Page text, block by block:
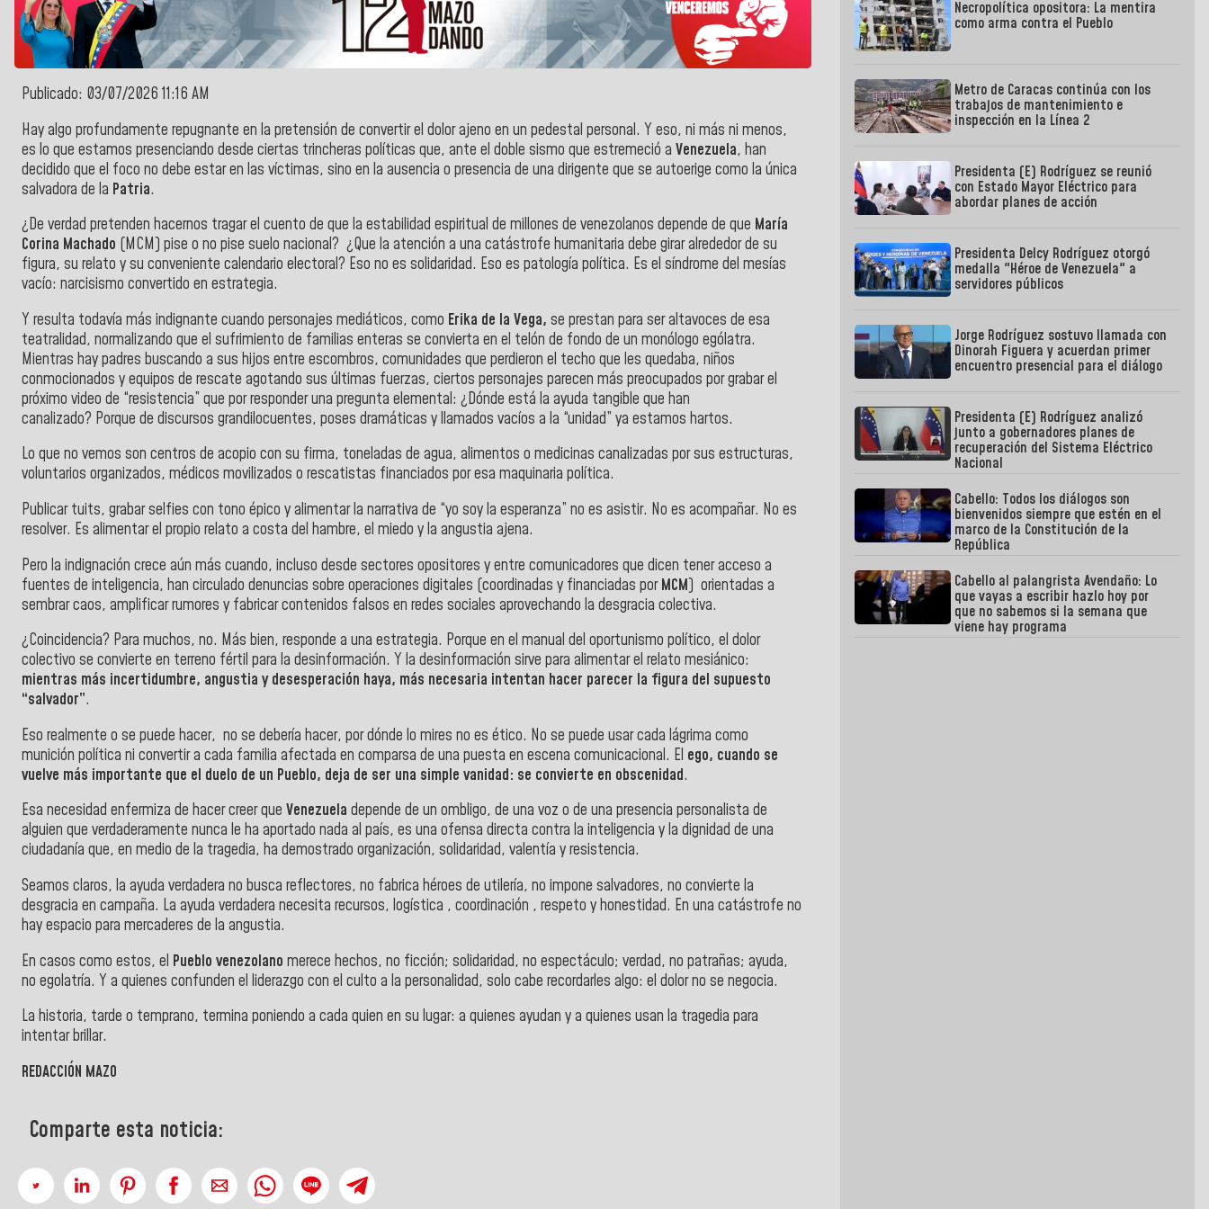
Publicado: 03/07/2026 11:16 AM
Hay algo profundamente repugnante en la pretensión de convertir el dolor ajeno en un pedestal personal. Y eso, ni más ni menos,
es lo que estamos presenciando desde ciertas trincheras políticas que, ante el doble sismo que estremeció a Venezuela, han
decidido que el foco no debe estar en las víctimas, sino en la ausencia o presencia de una dirigente que se autoerige como la única
salvadora de la Patria.
¿De verdad pretenden hacernos tragar el cuento de que la estabilidad espiritual de millones de venezolanos depende de que María
Corina Machado (MCM) pise o no pise suelo nacional? ¿Que la atención a una catástrofe humanitaria debe girar alrededor de su
figura, su relato y su conveniente calendario electoral? Eso no es solidaridad. Eso es patología política. Es el síndrome del mesías
vacío: narcisismo convertido en estrategia.
Y resulta todavía más indignante cuando personajes mediáticos, como Erika de la Vega, se prestan para ser altavoces de esa
teatralidad, normalizando que el sufrimiento de familias enteras se convierta en el telón de fondo de un monólogo ególatra.
Mientras hay padres buscando a sus hijos entre escombros, comunidades que perdieron el techo que les quedaba, niños
conmocionados y equipos de rescate agotando sus últimas fuerzas, ciertos personajes parecen más preocupados por grabar el
próximo video de “resistencia” que por responder una pregunta elemental: ¿Dónde está la ayuda tangible que han
canalizado? Porque de discursos grandilocuentes, poses dramáticas y llamados vacíos a la “unidad” ya estamos hartos.
Lo que no vemos son centros de acopio con su firma, toneladas de agua, alimentos o medicinas canalizadas por sus estructuras,
voluntarios organizados, médicos movilizados o rescatistas financiados por esa maquinaria política.
Publicar tuits, grabar selfies con tono épico y alimentar la narrativa de “yo soy la esperanza” no es asistir. No es acompañar. No es
resolver. Es alimentar el propio relato a costa del hambre, el miedo y la angustia ajena.
Pero la indignación crece aún más cuando, incluso desde sectores opositores y entre comunicadores que dicen tener acceso a
fuentes de inteligencia, han circulado denuncias sobre operaciones digitales (coordinadas y financiadas porMCM) orientadas a
sembrar caos, amplificar rumores y fabricar contenidos falsos en redes sociales aprovechando la desgracia colectiva.
¿Coincidencia? Para muchos, no. Más bien, responde a una estrategia. Porque en el manual del oportunismo político, el dolor
colectivo se convierte en terreno fértil para la desinformación. Y la desinformación sirve para alimentar el relato mesiánico:
mientras más incertidumbre, angustia y desesperación haya, más necesaria intentan hacer parecer la figura del supuesto
“salvador”.
Eso realmente o se puede hacer, no se debería hacer, por dónde lo mires no es ético. No se puede usar cada lágrima como
munición política ni convertir a cada familia afectada en comparsa de una puesta en escena comunicacional. El ego, cuando se
vuelve más importante que el duelo de un Pueblo, deja de ser una simple vanidad: se convierte en obscenidad.
Esa necesidad enfermiza de hacer creer que Venezuela depende de un ombligo, de una voz o de una presencia personalista de
alguien que verdaderamente nunca le ha aportado nada al país, es una ofensa directa contra la inteligencia y la dignidad de una
ciudadanía que, en medio de la tragedia, ha demostrado organización, solidaridad, valentía y resistencia.
Seamos claros, la ayuda verdadera no busca reflectores, no fabrica héroes de utilería, no impone salvadores, no convierte la
desgracia en campaña. La ayuda verdadera necesita recursos, logística , coordinación , respeto y honestidad. En una catástrofe no
hay espacio para mercaderes de la angustia.
En casos como estos, el Pueblo venezolano merece hechos, no ficción; solidaridad, no espectáculo; verdad, no patrañas; ayuda,
no egolatría. Y a quienes confunden el liderazgo con el culto a la personalidad, solo cabe recordarles algo: el dolor no se negocia.
La historia, tarde o temprano, termina poniendo a cada quien en su lugar: a quienes ayudan y a quienes usan la tragedia para
intentar brillar.
REDACCIÓN MAZO
Comparte esta noticia:
Necropolítica opositora: La mentira
como arma contra el Pueblo
Metro de Caracas continúa con los
trabajos de mantenimiento e
inspección en la Línea 2
Presidenta (E) Rodríguez se reunió
con Estado Mayor Eléctrico para
abordar planes de acción
Presidenta Delcy Rodríguez otorgó
medalla "Héroe de Venezuela" a
servidores públicos
Jorge Rodríguez sostuvo llamada con
Dinorah Figuera y acuerdan primer
encuentro presencial para el diálogo
Presidenta (E) Rodríguez analizó
junto a gobernadores planes de
recuperación del Sistema Eléctrico
Nacional
Cabello: Todos los diálogos son
bienvenidos siempre que estén en el
marco de la Constitución de la
República
Cabello al palangrista Avendaño: Lo
que vayas a escribir hazlo hoy por
que no sabemos si la semana que
viene hay programa